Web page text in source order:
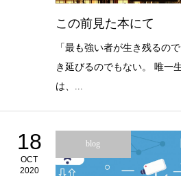
この前見た本にて
「最も強い者が生き残るの
き延びるのでもない。 唯一
は、...
18
OCT
2020
blog